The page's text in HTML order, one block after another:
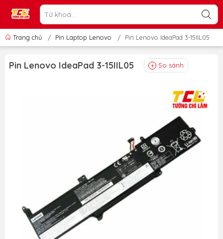
Trang chủ / Pin Laptop Lenovo / Pin Lenovo IdeaPad 3-15IIL05
Pin Lenovo IdeaPad 3-15IIL05 So sánh